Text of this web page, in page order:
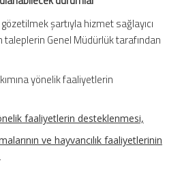
şartıyla hizmet sağlayıcı
Genel Müdürlük tarafından
yönelik faaliyetlerin
faaliyetlerin desteklenmesi,
ve hayvancılık faaliyetlerinin